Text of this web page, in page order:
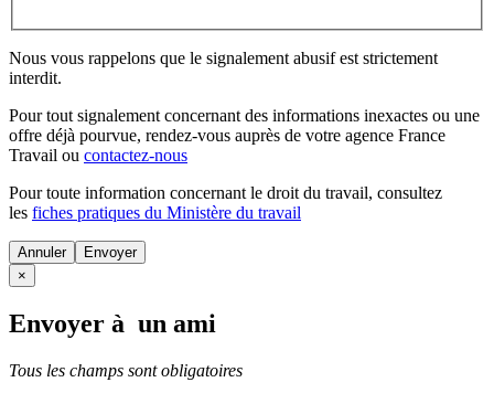
Nous vous rappelons que le signalement abusif est strictement
interdit.
Pour tout signalement concernant des informations inexactes ou une
offre déjà pourvue, rendez-vous auprès de votre agence France
Travail ou contactez-nous
Pour toute information concernant le droit du travail, consultez
les fiches pratiques du Ministère du travail
Annuler
×
Envoyer à un ami
Tous les champs sont obligatoires